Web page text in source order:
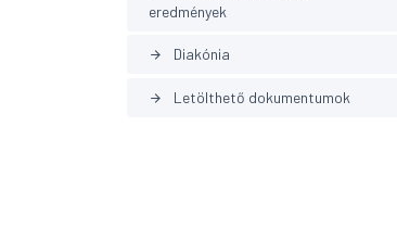
eredmények
arrow_forward Diakónia
arrow_forward Letölthető dokumentumok